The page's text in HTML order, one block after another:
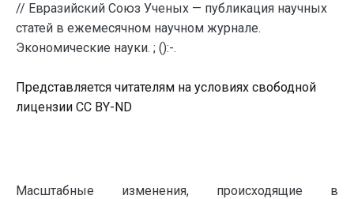
// Евразийский Союз Ученых — публикация научных
статей в ежемесячном научном журнале.
Экономические науки. ; ():-.
Представляется читателям на условиях свободной
лицензии CC BY-ND
Масштабные изменения, происходящие в